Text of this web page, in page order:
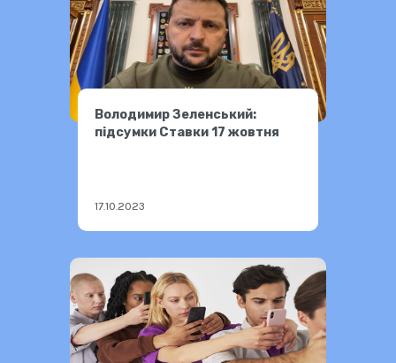
Володимир Зеленський:
підсумки Ставки 17 жовтня
17.10.2023